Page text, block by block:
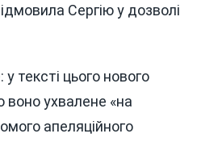
Сергію у дозволі
тексті цього нового
воно ухвалене «на
апеляційного